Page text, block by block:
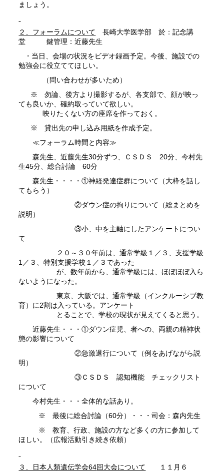
ましょう。
２、フォーラムについて 長崎大学医学部 於：記念講
堂 鍵管理：近藤先生
・当日、会場の状況をビデオ録画予定。今後、施設での
勉強会に役立ててほしい。
（問い合わせが多いため）
※ 勿論、後方より撮影するが、各支部で、顔が映っ
ても良いか、確約取っていて欲しい。
映りたくない方の座席を作っておく。
※ 貸出先の申し込み用紙を作成予定。
≪フォーラム時間と内容≫
森先生、近藤先生30分ずつ、ＣＳＤＳ 20分、今村先
生45分、総合討論 60分
森先生・・・・①神経発達症群について（大枠を話し
てもらう）
②ダウン症の拘りについて（総まとめを
説明）
③小、中を主軸にしたアンケートについ
て
２０～３０年前は、通常学級１／３、支援学級
1／３、特別支援学校１／３であった
が、数年前から、通常学級には、ほぼほぼ入ら
ないようになった。
東京、大阪では、通常学級（インクルーシブ教
育）に2割は入っている。アンケート
とることで、学校の現状が見えてくると思う。
近藤先生・・・①ダウン症児、者への、両親の精神状
態の影響について
②急激退行について（例をあげながら説
明）
③ＣＳＤＳ 認知機能 チェックリスト
について
今村先生・・・全体的な話あり。
※ 最後に総合討論（60分）・・・司会：森内先生
※ 教育、行政、施設の方など多くの方に参加して
ほしい。（広報活動引き続き依頼）
３、日本人類遺伝学会64回大会について １１月６